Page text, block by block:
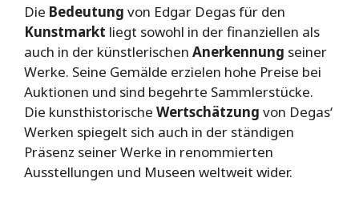
Die Bedeutung von Edgar Degas für den
Kunstmarkt liegt sowohl in der finanziellen als
auch in der künstlerischen Anerkennung seiner
Werke. Seine Gemälde erzielen hohe Preise bei
Auktionen und sind begehrte Sammlerstücke.
Die kunsthistorische Wertschätzung von Degas‘
Werken spiegelt sich auch in der ständigen
Präsenz seiner Werke in renommierten
Ausstellungen und Museen weltweit wider.